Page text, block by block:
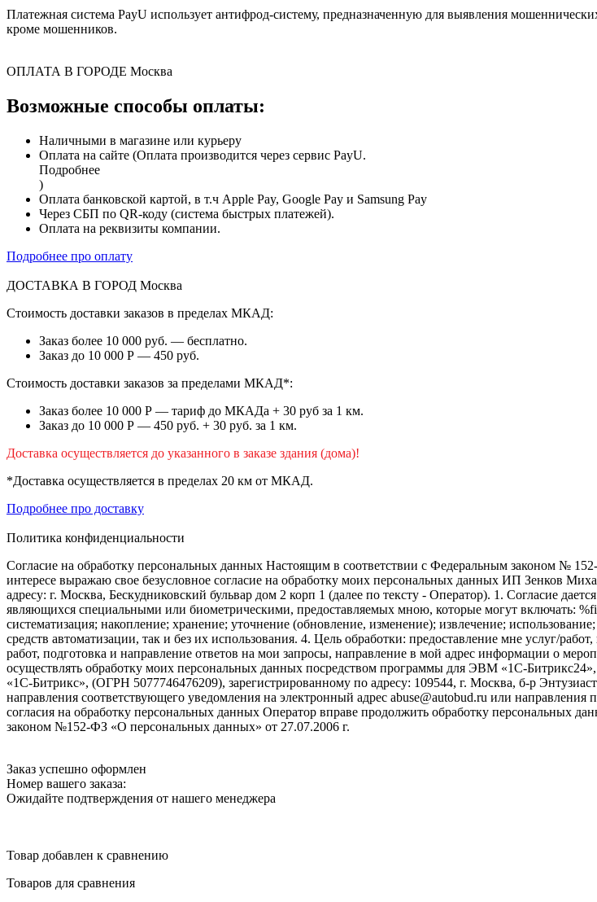
Платежная система PayU использует антифрод-систему, предназначенную для выявления
кроме мошенников.
ОПЛАТА В ГОРОДЕ Москва
Возможные способы оплаты:
Наличными в магазине или курьеру
Оплата на сайте (Оплата производится через сервис PayU.
Подробнее
)
Оплата банковской картой, в т.ч Apple Pay, Google Pay и Samsung Pay
Через СБП по QR-коду (система быстрых платежей).
Оплата на реквизиты компании.
Подробнее про оплату
ДОСТАВКА В ГОРОД Москва
Стоимость доставки заказов в пределах МКАД:
Заказ более 10 000 руб. — бесплатно.
Заказ до 10 000 Р — 450 руб.
Стоимость доставки заказов за пределами МКАД*:
Заказ более 10 000 Р — тариф до МКАДа + 30 руб за 1 км.
Заказ до 10 000 Р — 450 руб. + 30 руб. за 1 км.
Доставка осуществляется до указанного в заказе здания (дома)!
*Доставка осуществляется в пределах 20 км от МКАД.
Подробнее про доставку
Политика конфиденциальности
Согласие на обработку персональных данных Настоящим в соответствии с Федеральным законом №
интересе выражаю свое безусловное согласие на обработку моих персональных данных ИП Зенков
адресу: г. Москва, Бескудниковский бульвар дом 2 корп 1 (далее по тексту - Оператор). 1. Согласие
являющихся специальными или биометрическими, предоставляемых мною, которые могут включать:
систематизация; накопление; хранение; уточнение (обновление, изменение); извлечение;
средств автоматизации, так и без их использования. 4. Цель обработки: предоставление мне услуг/
работ, подготовка и направление ответов на мои запросы, направление в мой адрес информации о
осуществлять обработку моих персональных данных посредством программы для ЭВМ «1С-
«1С-Битрикс», (ОГРН 5077746476209), зарегистрированному по адресу: 109544, г. Москва, б-р
направления соответствующего уведомления на электронный адрес abuse@autobud.ru или
согласия на обработку персональных данных Оператор вправе продолжить обработку персональных
законом №152-ФЗ «О персональных данных» от 27.07.2006 г.
Заказ успешно оформлен
Номер вашего заказа:
Ожидайте подтверждения от нашего менеджера
Товар добавлен к сравнению
Товаров для сравнения